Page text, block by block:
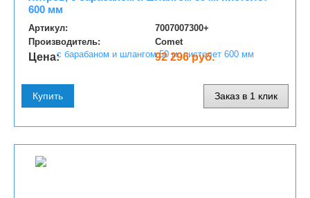
600 мм
Артикул:
7007007300+
Производитель:
Comet
Цена: 92 296 руб.
Купить Заказ в 1 клик